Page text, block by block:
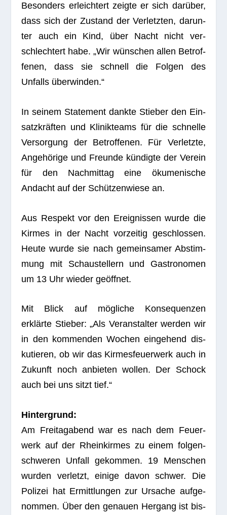
Beson­ders erleich­tert zeigte er sich dar­über,
dass sich der Zustand der Ver­letz­ten, dar­un­
ter auch ein Kind, über Nacht nicht ver­
schlech­tert habe. „Wir wün­schen allen Betrof­
fe­nen, dass sie schnell die Fol­gen des
Unfalls überwinden.“
In sei­nem State­ment dankte Stie­ber den Ein­
satz­kräf­ten und Kli­nik­teams für die schnelle
Ver­sor­gung der Betrof­fe­nen. Für Ver­letzte,
Ange­hö­rige und Freunde kün­digte der Ver­ein
für den Nach­mit­tag eine öku­me­ni­sche
Andacht auf der Schüt­zen­wiese an.
Aus Respekt vor den Ereig­nis­sen wurde die
Kir­mes in der Nacht vor­zei­tig geschlos­sen.
Heute wurde sie nach gemein­sa­mer Abstim­
mung mit Schau­stel­lern und Gas­tro­no­men
um 13 Uhr wie­der geöffnet.
Mit Blick auf mög­li­che Kon­se­quen­zen
erklärte Stie­ber: „Als Ver­an­stal­ter wer­den wir
in den kom­men­den Wochen ein­ge­hend dis­
ku­tie­ren, ob wir das Kir­mes­feu­er­werk auch in
Zukunft noch anbie­ten wol­len. Der Schock
auch bei uns sitzt tief.“
Hin­ter­grund:
Am Frei­tag­abend war es nach dem Feu­er­
werk auf der Rhein­kir­mes zu einem fol­gen­
schwe­ren Unfall gekom­men. 19 Men­schen
wur­den ver­letzt, einige davon schwer. Die
Poli­zei hat Ermitt­lun­gen zur Ursa­che auf­ge­
nom­men. Über den genauen Her­gang ist bis­